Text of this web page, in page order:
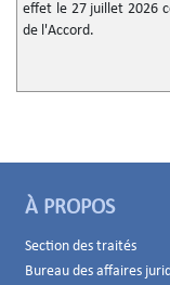
effet le 27 juillet 2026
de l'Accord.
À PROPOS
Section des traités
Bureau des affaires